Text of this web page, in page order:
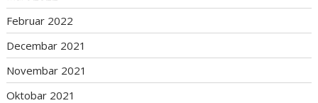
Februar 2022
Decembar 2021
Novembar 2021
Oktobar 2021